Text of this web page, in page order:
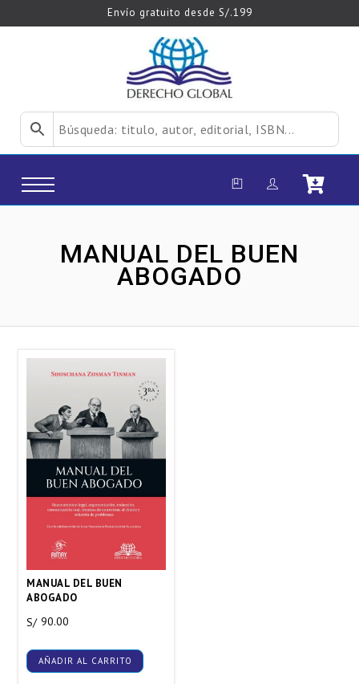
Envío gratuito desde S/.199
MANUAL DEL BUEN
ABOGADO
MANUAL DEL BUEN
ABOGADO
S/ 90.00
AÑADIR AL CARRITO